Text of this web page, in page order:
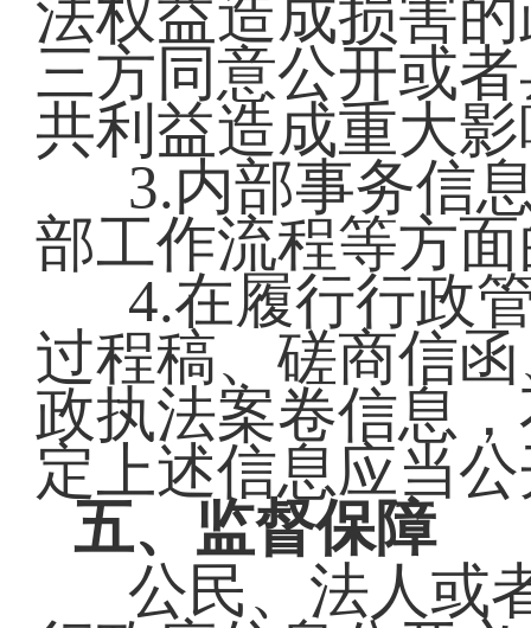
法权益造成损害
三方同意公开或
共利益造成重大
3.内部事务信
部工作流程等方
4.在履行行政
过程稿、磋商信
政执法案卷信息
定上述信息应当
五、监督保障
公民、法人或